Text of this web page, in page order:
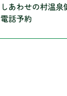
しあわせの村温
電話予約